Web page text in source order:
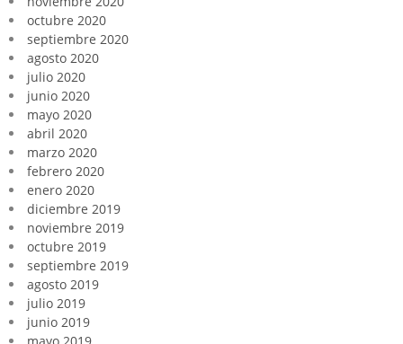
octubre 2020
septiembre 2020
agosto 2020
julio 2020
junio 2020
mayo 2020
abril 2020
marzo 2020
febrero 2020
enero 2020
diciembre 2019
noviembre 2019
octubre 2019
septiembre 2019
agosto 2019
julio 2019
junio 2019